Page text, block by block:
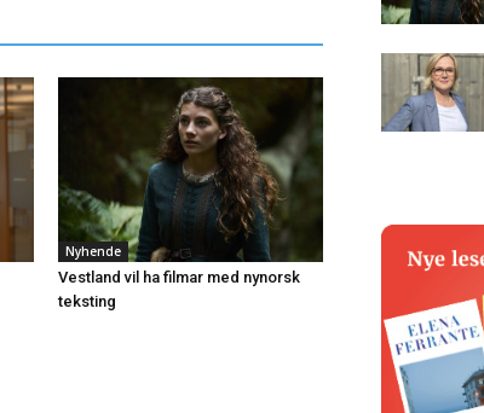
Nyhende
Vestland vil ha filmar med nynorsk
teksting